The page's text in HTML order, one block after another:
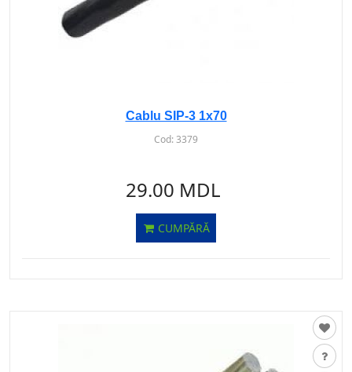
Cablu SIP-3 1x70
Cod:3379
29.00 MDL
CUMPĂRĂ